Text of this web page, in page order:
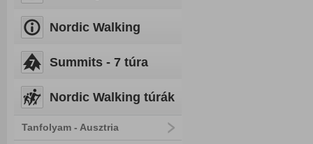
Nordic Walking
Summits - 7 túra
Nordic Walking túrák
Tanfolyam - Ausztria